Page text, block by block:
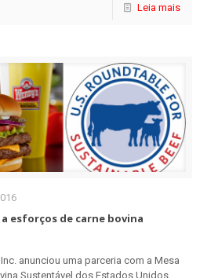
Leia mais
a esforços de carne bovina
anunciou uma parceria com a Mesa
Sustentável dos Estados Unidos